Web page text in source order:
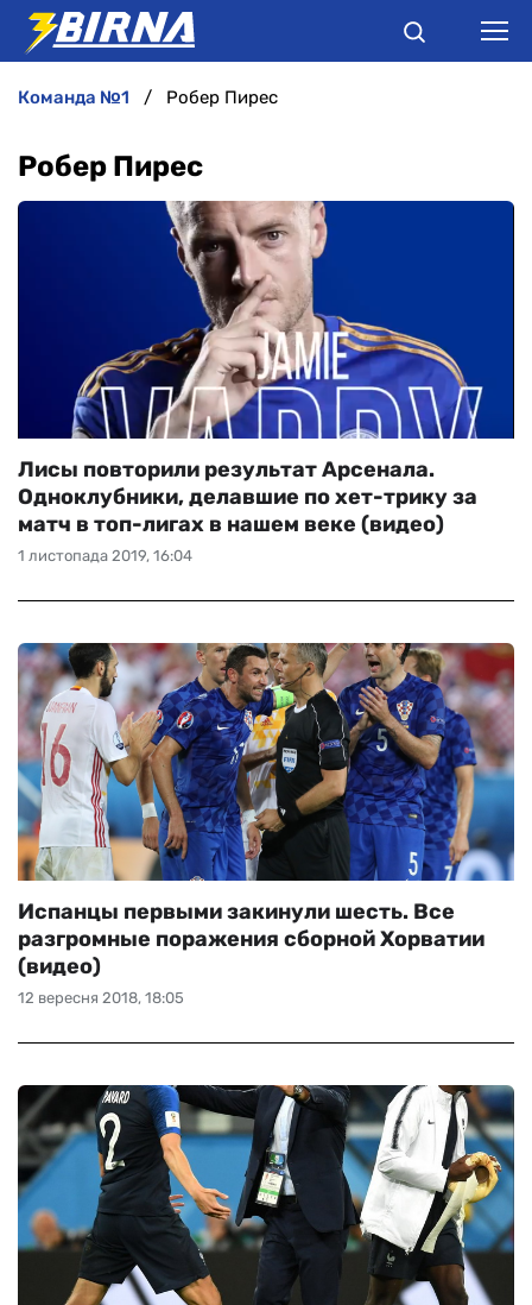
АНАЛІТИКА
БУКМЕКЕРИ
команда №1 Робер Пирес
Робер Пирес
1 листопада 2019, 16:04
Лисы повторили результат Арсенала.
Одноклубники, делавшие по хет-трику за
матч в топ-лигах в нашем веке (видео)
12 вересня 2018, 18:05
Испанцы первыми закинули шесть. Все
разгромные поражения сборной Хорватии
(видео)